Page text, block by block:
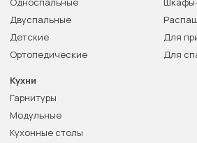
Двуспальные
Детские
Ортопедические
Для
Для
Кухни
Гарнитуры
Модульные
Кухонные столы